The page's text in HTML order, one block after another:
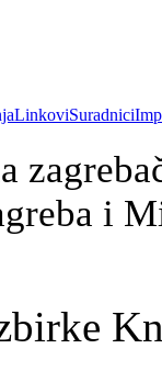
LinkoviSuradnici
i